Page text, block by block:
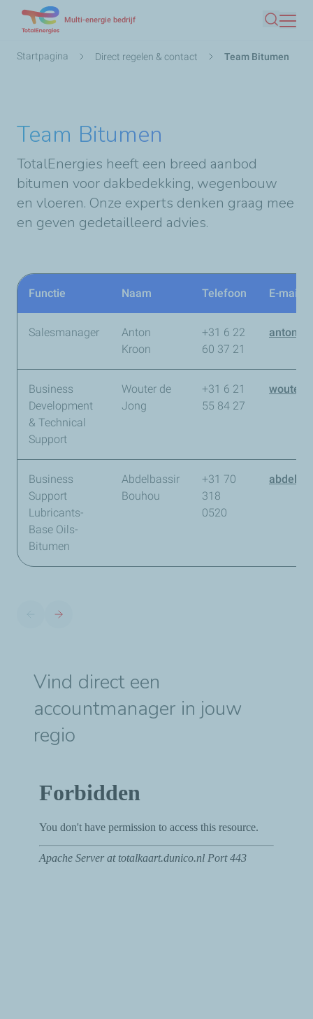
naar
Multi-energie bedrijf
Zoeken
Kruimelpad
Startpagina Direct regelen & contact Team Bitumen
Team Bitumen
TotalEnergies heeft een breed aanbod
bitumen voor dakbedekking, wegenbouw
en vloeren. Onze experts denken graag mee
en geven gedetailleerd advies.
Functie Naam Telefoon E-mail
Salesmanager
Anton
Kroon
+31 6 22
60 37 21
Business
Development
& Technical
Support
Wouter de
Jong
+31 6 21
55 84 27
Business
Support
Lubricants-
Base Oils-
Bitumen
Abdelbassir
Bouhou
+31 70
318
0520
Vind direct een
accountmanager in jouw
regio